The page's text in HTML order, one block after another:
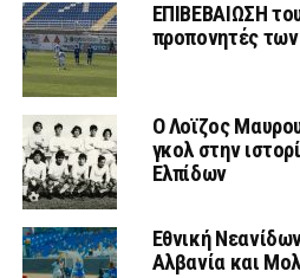
ΕΠΙΒΕΒΑΙΩΣΗ
προπονητές
Ο Λοϊζος
γκολ στην
Ελπίδων
Εθνική
Αλβανία και